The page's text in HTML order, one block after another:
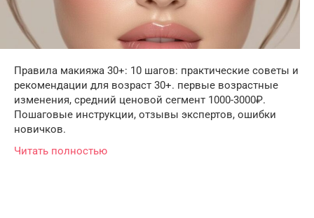
Правила макияжа 30+: 10 шагов: практические советы и
рекомендации для возраст 30+. первые возрастные
изменения, средний ценовой сегмент 1000-3000₽.
Пошаговые инструкции, отзывы экспертов, ошибки
новичков.
Читать полностью